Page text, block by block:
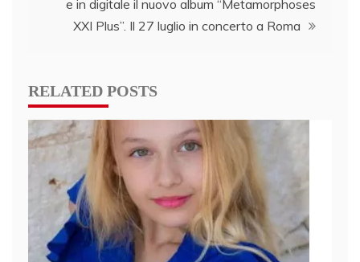
e in digitale il nuovo album “Metamorphoses
XXI Plus”. Il 27 luglio in concerto a Roma
RELATED POSTS